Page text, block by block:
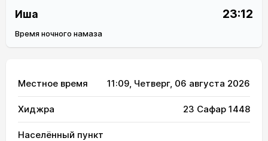
Иша 23:12
Время ночного намаза
Местное время 11:09, Четверг, 06 августа 2026
Хиджра 23 Сафар 1448
Населённый пункт